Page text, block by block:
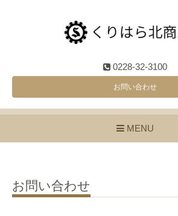
0228-32-3100
お問い合わせ
MENU
お問い合わせ